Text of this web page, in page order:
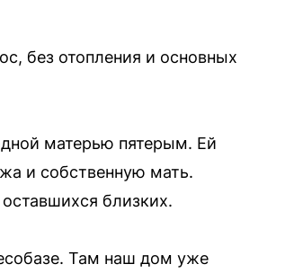
без отопления и основных
матерью пятерым. Ей
и собственную мать.
близких.
Там наш дом уже